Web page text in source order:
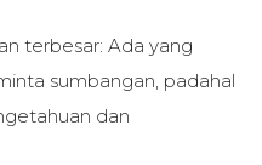
terbesar: Ada yang
sumbangan, padahal
dan